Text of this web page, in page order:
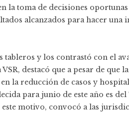
la toma de decisiones oportunas
alcanzados para hacer una
y los contrastó con el
destacó que a pesar de que
la reducción de casos y
para junio de este año es del
motivo, convocó a las